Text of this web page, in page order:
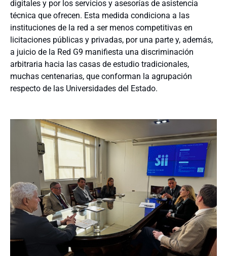
digitales y por los servicios y asesorías de asistencia
técnica que ofrecen. Esta medida condiciona a las
instituciones de la red a ser menos competitivas en
licitaciones públicas y privadas, por una parte y, además,
a juicio de la Red G9 manifiesta una discriminación
arbitraria hacia las casas de estudio tradicionales,
muchas centenarias, que conforman la agrupación
respecto de las Universidades del Estado.